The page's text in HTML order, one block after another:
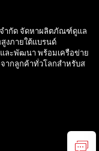
จำกัด จัดหาผลิตภัณฑ์ดูแล
งภายใต้แบรนด์
และพัฒนา พร้อมเครือข่าย
ากลูกค้าทั่วโลกสำหรับส